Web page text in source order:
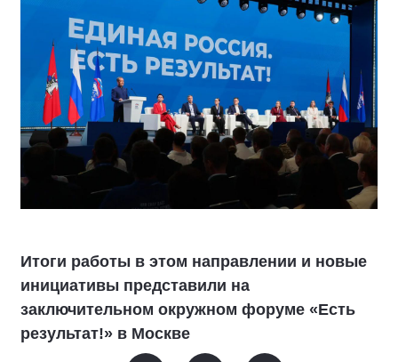
Итоги работы в этом направлении и новые
инициативы представили на
заключительном окружном форуме «Есть
результат!» в Москве